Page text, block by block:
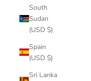
South
Sudan
(USD $)
Spain
(USD $)
Sri Lanka